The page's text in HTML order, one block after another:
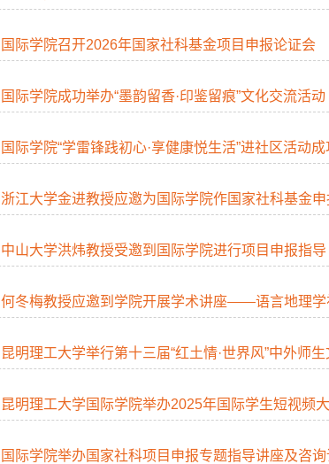
国际学院召开2026年国家社科基金项目申报论证会
国际学院成功举办“墨韵留香·印鉴留痕”文化交流活动
国际学院“学雷锋践初心·享健康悦生活”进社区活动
浙江大学金进教授应邀为国际学院作国家社科基金
中山大学洪炜教授受邀到国际学院进行项目申报指导
何冬梅教授应邀到学院开展学术讲座——语言地理学
昆明理工大学举行第十三届“红土情·世界风”中外师
昆明理工大学国际学院举办2025年国际学生短视频
国际学院举办国家社科项目申报专题指导讲座及咨